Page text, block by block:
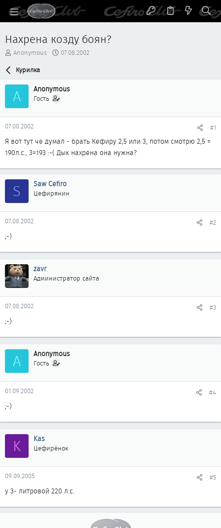
Нахрена козду боян?
А
р
т
м
ы
Anonymous
Д
н
а
07.08.2002
Курилка
A Anonymous
Гость
07.08.2002 #1
Я вот тут че думал - брать Кефиру 2,5 или 3, потом смотрю 2,5 =
190л.с., 3=193 :-( Дык нахрена она нужна?
S Saw Cefiro
Цефирянин
07.08.2002 #2
;-)
zavr
Администратор сайта
07.08.2002 #3
;-)
A Anonymous
Гость
01.09.2002 #4
;-)
K Kas
Цефирёнок
09.09.2005 #5
у 3- литровой 220 л.с.